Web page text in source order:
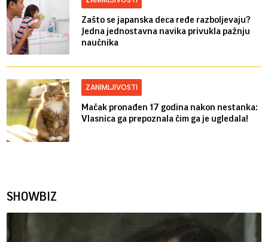
Zašto se japanska deca ređe razboljevaju?
Jedna jednostavna navika privukla pažnju
naučnika
ZANIMLJIVOSTI
Mačak pronađen 17 godina nakon nestanka:
Vlasnica ga prepoznala čim ga je ugledala!
SHOWBIZ